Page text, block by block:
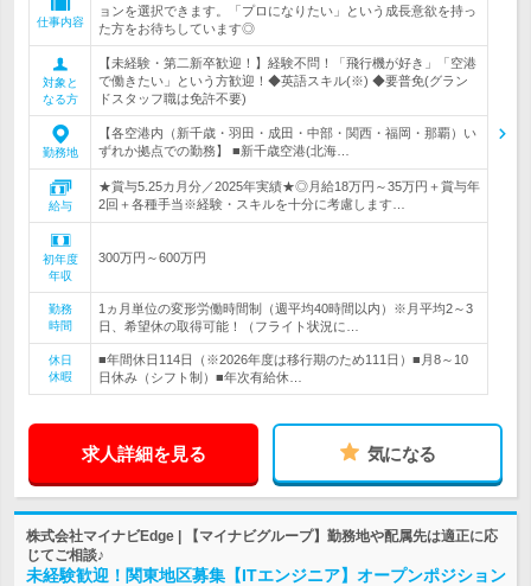
仕事内容
ョンを選択できます。「プロになりたい」という成長意欲を持っ
た方をお待ちしています◎
対象と
なる方
【未経験・第二新卒歓迎！】経験不問！「飛行機が好き」「空港
で働きたい」という方歓迎！◆英語スキル(※) ◆要普免(グラン
ドスタッフ職は免許不要)
勤務地
【各空港内（新千歳・羽田・成田・中部・関西・福岡・那覇）い
ずれか拠点での勤務】 ■新千歳空港(北海…
給与
★賞与5.25カ月分／2025年実績★◎月給18万円～35万円＋賞与年
2回＋各種手当※経験・スキルを十分に考慮します…
初年度
年収
300万円～600万円
勤務
時間
1ヵ月単位の変形労働時間制（週平均40時間以内）※月平均2～3
日、希望休の取得可能！（フライト状況に…
休日
休暇
■年間休日114日（※2026年度は移行期のため111日）■月8～10
日休み（シフト制）■年次有給休…
求人詳細を見る 気になる
株式会社マイナビEdge | 【マイナビグループ】勤務地や配属先は適正に応
じてご相談♪
未経験歓迎！関東地区募集【ITエンジニア】オープンポジション